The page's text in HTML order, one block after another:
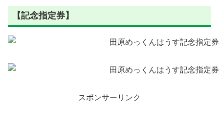
【記念指定券】
スポンサーリンク